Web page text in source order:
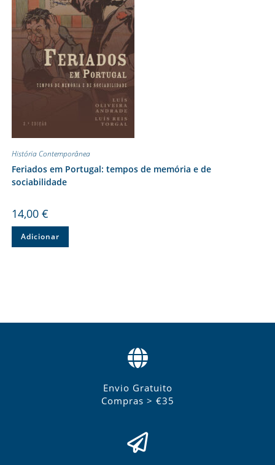
História Contemporânea
Feriados em Portugal: tempos de memória e de
sociabilidade
14,00 €
Adicionar
Envio Gratuito
Compras > €35